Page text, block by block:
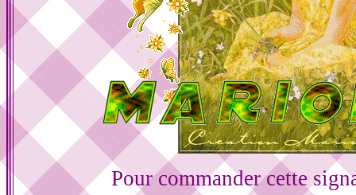
Pour commander cette